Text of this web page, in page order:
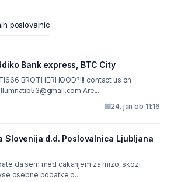
poslovalnic
Bank express, BTC City
BROTHERHOOD?!!! contact us on
Are...
24. jan ob 11:16
Slovenija d.d. Poslovalnica Ljubljana
skozi
osebne podatke d...